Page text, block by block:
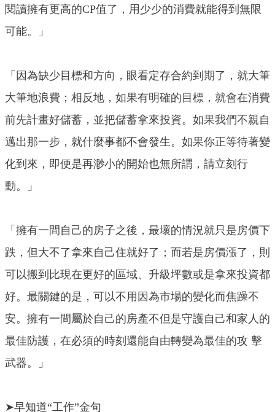
閱讀擁有更高的CP值了，用少少的消費就能得到無限
可能。」
「因為缺少目標和方向，眼看定存合約到期了，就大筆
大筆地浪費；相反地，如果有明確的目標，就會在消費
前先計畫好儲蓄，並把儲蓄拿來投資。如果我們不親自
邁出那一步，就什麼事都不會發生。如果你正等待著變
化到來，即便是再渺小的開始也無所謂，請立刻行
動。」
「擁有一間自己的房子之後，最壞的情況就只是房價下
跌，但大不了拿來自己住就好了；而若是房價漲了，則
可以搬到比現在更好的區域、升級坪數或是拿來投資都
好。最關鍵的是，可以不用因為市場的變化而焦躁不
安。擁有一間屬於自己的房產不但是守護自己和家人的
最佳防護，在必須的時刻還能自由轉變為最佳的攻 擊
武器。」
➤早知道“工作”金句